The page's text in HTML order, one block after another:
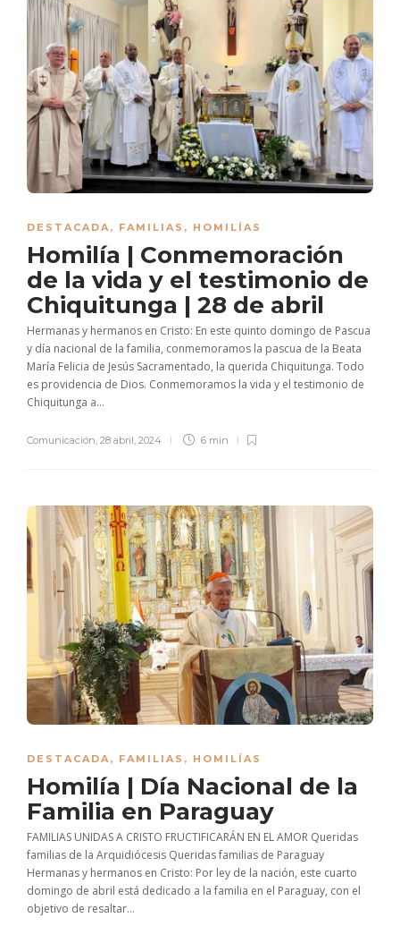
DESTACADA, FAMILIAS , HOMILÍAS
Homilía | Conmemoración
de la vida y el testimonio de
Chiquitunga | 28 de abril
Hermanas y hermanos en Cristo: En este quinto domingo de Pascua
y día nacional de la familia, conmemoramos la pascua de la Beata
María Felicia de Jesús Sacramentado, la querida Chiquitunga. Todo
es providencia de Dios. Conmemoramos la vida y el testimonio de
Chiquitunga a...
Comunicación, 28 abril, 2024 6 min
DESTACADA , FAMILIAS , HOMILÍAS
Homilía | Día Nacional de la
Familia en Paraguay
FAMILIAS UNIDAS A CRISTO FRUCTIFICARÁN EN EL AMOR Queridas
familias de la Arquidiócesis Queridas familias de Paraguay
Hermanas y hermanos en Cristo: Por ley de la nación, este cuarto
domingo de abril está dedicado a la familia en el Paraguay, con el
objetivo de resaltar...